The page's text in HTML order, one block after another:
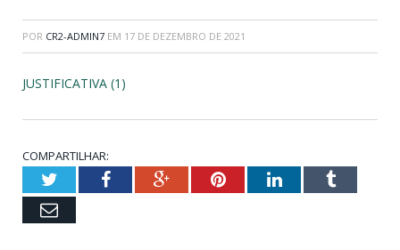
POR CR2-ADMIN7 EM 17 DE DEZEMBRO DE 2021
JUSTIFICATIVA (1)
COMPARTILHAR:
TwitterFacebookGoogle+PinterestLinkedInTumblr
Email